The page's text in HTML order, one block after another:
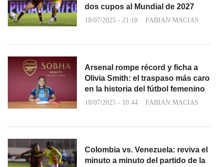
dos cupos al Mundial de 2027
18/07/2025 - 21:18 FABIAN MACIAS
Arsenal rompe récord y ficha a
Olivia Smith: el traspaso más caro
en la historia del fútbol femenino
18/07/2025 - 10:44 FABIAN MACIAS
Colombia vs. Venezuela: reviva el
minuto a minuto del partido de la